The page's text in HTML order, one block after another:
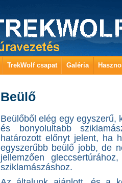
TrekWolf csapat Galéria
Beülő
Beülőből elég egy egyszerű,
és bonyolultabb
határozott előnyt jelent, ha
egyszerűbb beülő jobb, de
jellemzően
sziklamászáshoz.